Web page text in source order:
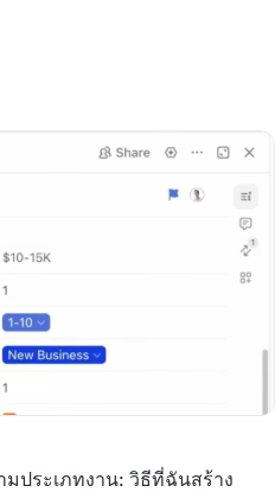
ประเภทงาน: วิธีที่ฉันสร้าง